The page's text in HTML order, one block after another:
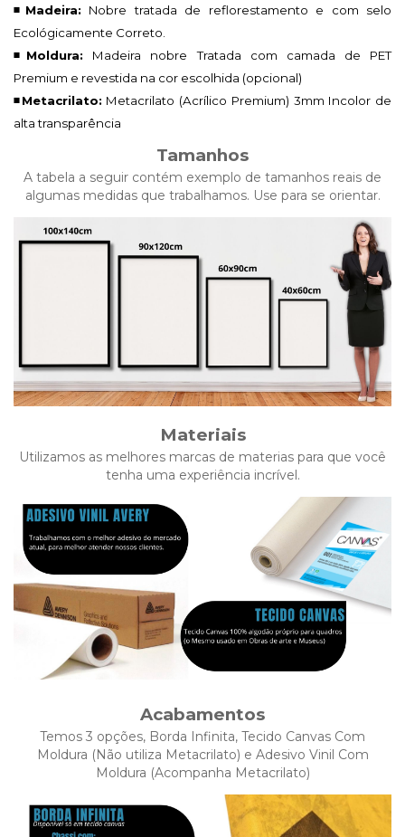
◾Madeira: Nobre tratada de reflorestamento e com selo
Ecológicamente Correto.
◾Moldura: Madeira nobre Tratada com camada de PET
Premium e revestida na cor escolhida (opcional)
◾Metacrilato: Metacrilato (Acrílico Premium) 3mm Incolor de
alta transparência
Tamanhos
A tabela a seguir contém exemplo de tamanhos reais de
algumas medidas que trabalhamos. Use para se orientar.
Materiais
Utilizamos as melhores marcas de materias para que você
tenha uma experiência incrível.
Acabamentos
Temos 3 opções, Borda Infinita, Tecido Canvas Com
Moldura (Não utiliza Metacrilato) e Adesivo Vinil Com
Moldura (Acompanha Metacrilato)